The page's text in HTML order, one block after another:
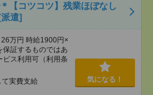
【コツコツ】残業ほぼなし
遣]
万円 時給1900円×
証するものではあ
ス利用可（利用条
実費支給
気になる！